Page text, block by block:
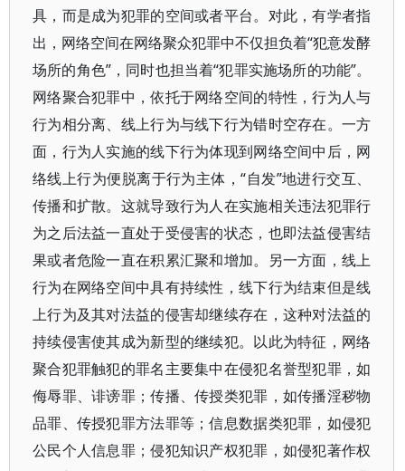
具，而是成为犯罪的空间或者平台。对此，有学者指
出，网络空间在网络聚众犯罪中不仅担负着“犯意发酵
场所的角色”，同时也担当着“犯罪实施场所的功能”。
网络聚合犯罪中，依托于网络空间的特性，行为人与
行为相分离、线上行为与线下行为错时空存在。一方
面，行为人实施的线下行为体现到网络空间中后，网
络线上行为便脱离于行为主体，“自发”地进行交互、
传播和扩散。这就导致行为人在实施相关违法犯罪行
为之后法益一直处于受侵害的状态，也即法益侵害结
果或者危险一直在积累汇聚和增加。另一方面，线上
行为在网络空间中具有持续性，线下行为结束但是线
上行为及其对法益的侵害却继续存在，这种对法益的
持续侵害使其成为新型的继续犯。以此为特征，网络
聚合犯罪触犯的罪名主要集中在侵犯名誉型犯罪，如
侮辱罪、诽谤罪；传播、传授类犯罪，如传播淫秽物
品罪、传授犯罪方法罪等；信息数据类犯罪，如侵犯
公民个人信息罪；侵犯知识产权犯罪，如侵犯著作权